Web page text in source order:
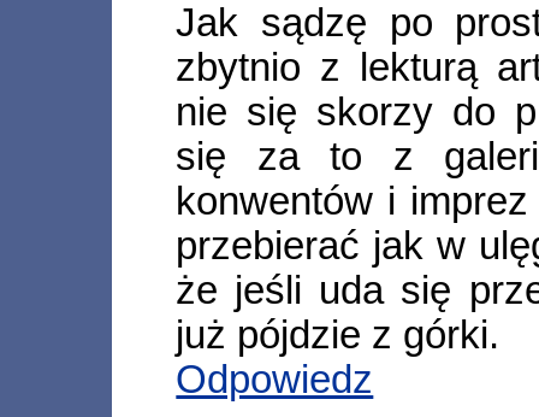
Jak sądzę po
zbytnio z lekturą
nie się skorzy do
się za to z
konwentów i
przebierać jak w
że jeśli uda się
już pójdzie z górki.
Odpowiedz